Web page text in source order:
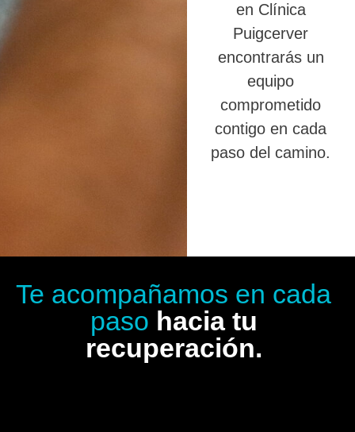
en Clínica
Puigcerver
encontrarás un
equipo
comprometido
contigo en cada
paso del camino.
Te acompañamos en cada
paso hacia tu
recuperación.